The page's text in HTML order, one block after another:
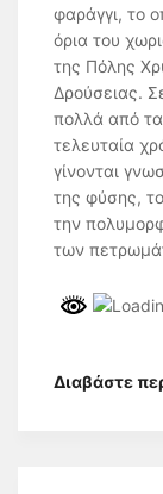
φαράγγι, το
όρια του
της Πόλης
Δρούσειας.
πολλά από τα
τελευταία
γίνονται
της φύσης,
την
των
Διαβάστε